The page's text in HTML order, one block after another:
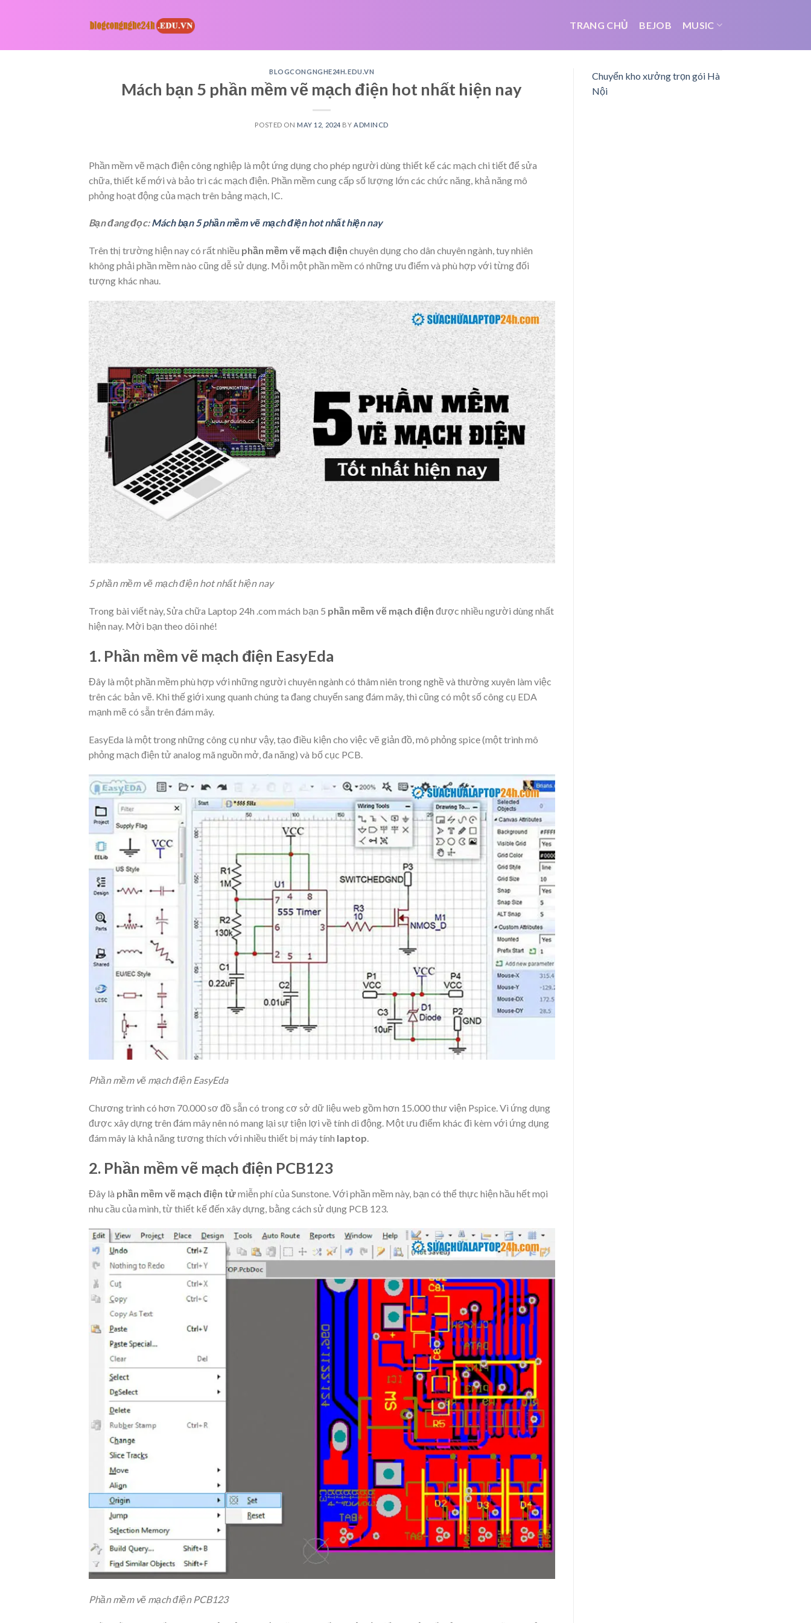
TRANG CHỦ BEJOB MUSIC
BLOGCONGNGHE24H.EDU.VN
Mách bạn 5 phần mềm vẽ mạch điện hot nhất hiện nay
POSTED ON MAY 12, 2024 BY ADMINCD
Phần mềm vẽ mạch điện công nghiệp là một ứng dụng cho phép người dùng thiết kế các mạch chi tiết để sửa
chữa, thiết kế mới và bảo trì các mạch điện. Phần mềm cung cấp số lượng lớn các chức năng, khả năng mô
phỏng hoạt động của mạch trên bảng mạch, IC.
Bạn đang đọc:Mách bạn 5 phần mềm vẽ mạch điện hot nhất hiện nay
Trên thị trường hiện nay có rất nhiều phần mềm vẽ mạch điện chuyên dụng cho dân chuyên ngành, tuy nhiên
không phải phần mềm nào cũng dễ sử dụng. Mỗi một phần mềm có những ưu điểm và phù hợp với từng đối
tượng khác nhau.
5 phần mềm vẽ mạch điện hot nhất hiện nay
Trong bài viết này, Sửa chữa Laptop 24h .com mách bạn 5 phần mềm vẽ mạch điện được nhiều người dùng nhất
hiện nay. Mời bạn theo dõi nhé!
1. Phần mềm vẽ mạch điện EasyEda
Đây là một phần mềm phù hợp với những người chuyên ngành có thâm niên trong nghề và thường xuyên làm việc
trên các bản vẽ. Khi thế giới xung quanh chúng ta đang chuyển sang đám mây, thì cũng có một số công cụ EDA
mạnh mẽ có sẵn trên đám mây.
EasyEda là một trong những công cụ như vậy, tạo điều kiện cho việc vẽ giản đồ, mô phỏng spice (một trình mô
phỏng mạch điện tử analog mã nguồn mở, đa năng) và bố cục PCB.
Phần mềm vẽ mạch điện EasyEda
Chương trình có hơn 70.000 sơ đồ sẵn có trong cơ sở dữ liệu web gồm hơn 15.000 thư viện Pspice. Vì ứng dụng
được xây dựng trên đám mây nên nó mang lại sự tiện lợi về tính di động. Một ưu điểm khác đi kèm với ứng dụng
đám mây là khả năng tương thích với nhiều thiết bị máy tính laptop.
2. Phần mềm vẽ mạch điện PCB123
Đây là phần mềm vẽ mạch điện tửmiễn phí của Sunstone. Với phần mềm này, bạn có thể thực hiện hầu hết mọi
nhu cầu của mình, từ thiết kế đến xây dựng, bằng cách sử dụng PCB 123.
Phần mềm vẽ mạch điện PCB123
Chuyển kho xưởng trọn gói Hà
Nội